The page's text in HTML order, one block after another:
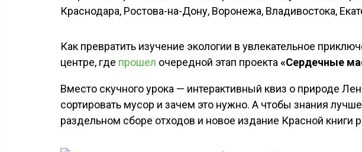
Как превратить изучение экологии в увлекательное
центре, где прошел очередной этап проекта «Сердечные
Вместо скучного урока — интерактивный квиз о природе
сортировать мусор и зачем это нужно. А чтобы знания
раздельном сборе отходов и новое издание Красной книги